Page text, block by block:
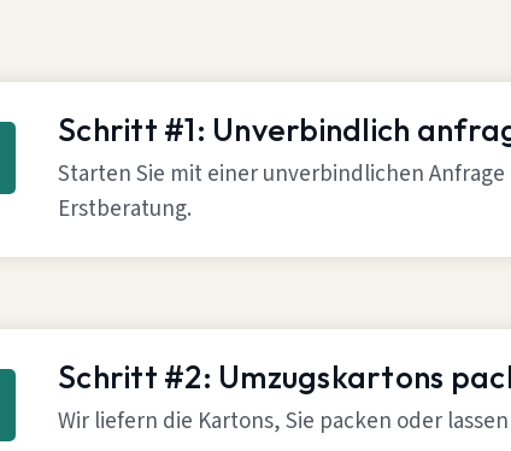
Schritt #1: Unverbindlich
Starten Sie mit einer unverbindlichen Anfrage
Erstberatung.
Schritt #2: Umzugskartons
Wir liefern die Kartons, Sie packen oder